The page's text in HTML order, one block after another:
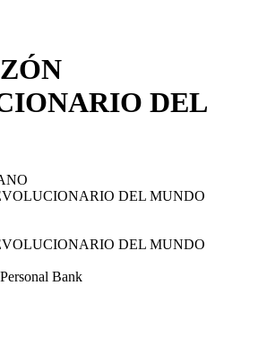
DEL